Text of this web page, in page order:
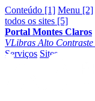
Conteúdo [1] Menu [2]
todos os sites [5]
Portal Montes Claros
VLibras Alto Contraste
Serviços Sites